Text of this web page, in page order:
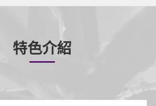
特色介紹